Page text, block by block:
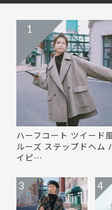
ハーフコート ツイード
ルーズ ステップドヘム
イピ…
1
3 4